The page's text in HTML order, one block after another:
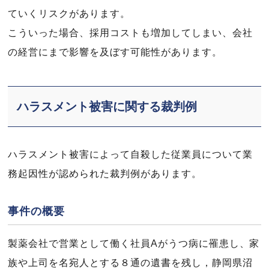
ていくリスクがあります。
こういった場合、採用コストも増加してしまい、会社
の経営にまで影響を及ぼす可能性があります。
ハラスメント被害に関する裁判例
ハラスメント被害によって自殺した従業員について業
務起因性が認められた裁判例があります。
事件の概要
製薬会社で営業として働く社員Aがうつ病に罹患し、家
族や上司を名宛人とする８通の遺書を残し，静岡県沼